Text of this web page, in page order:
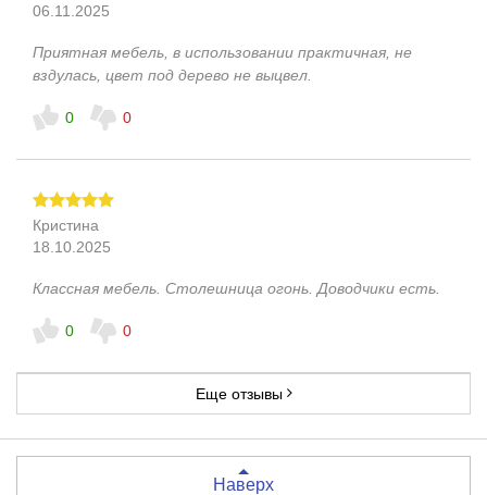
06.11.2025
Приятная мебель, в использовании практичная, не
вздулась, цвет под дерево не выцвел.
0 0
Кристина
18.10.2025
Классная мебель. Столешница огонь. Доводчики есть.
0 0
Еще отзывы
Наверх